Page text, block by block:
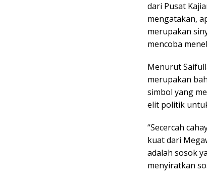
dari Pusat
mengatakan,
merupakan
mencoba
Menurut
merupakan
simbol yang
elit politik
“Secercah
kuat dari
adalah sosok
menyiratkan